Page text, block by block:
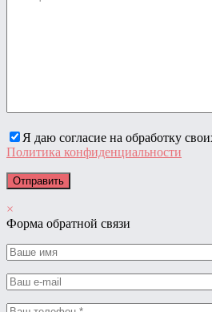
Я даю согласие на обработку
Политика конфиденциальности
×
Форма обратной связи